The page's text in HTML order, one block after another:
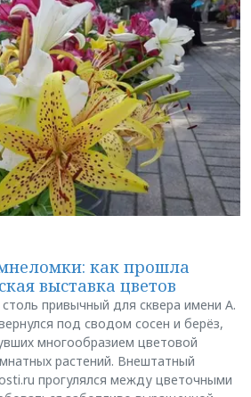
как прошла
выставка цветов
привычный для сквера имени А.
под сводом сосен и берёз,
многообразием цветовой
растений. Внештатный
прогулялся между цветочными